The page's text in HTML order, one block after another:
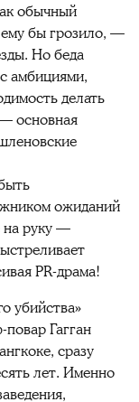
обычный
ему бы грозило, —
Но беда
амбициями,
делать
основная
ожиданий
на руку —
PR-драма!
убийства»
Гагган
сразу
лет. Именно